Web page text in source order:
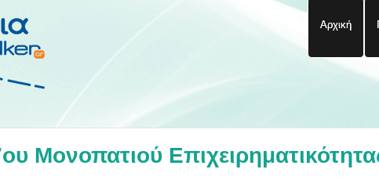
Αρχική
Μονοπατιού